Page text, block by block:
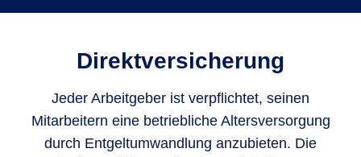
Direktversicherung
Jeder Arbeitgeber ist verpflichtet, seinen
Mitarbeitern eine betriebliche Altersversorgung
durch Entgeltumwandlung anzubieten. Die